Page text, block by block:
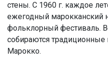
стены. С 1960 г. каждое
ежегодный марокканский
фольклорный фестиваль.
собираются традиционные
Марокко.